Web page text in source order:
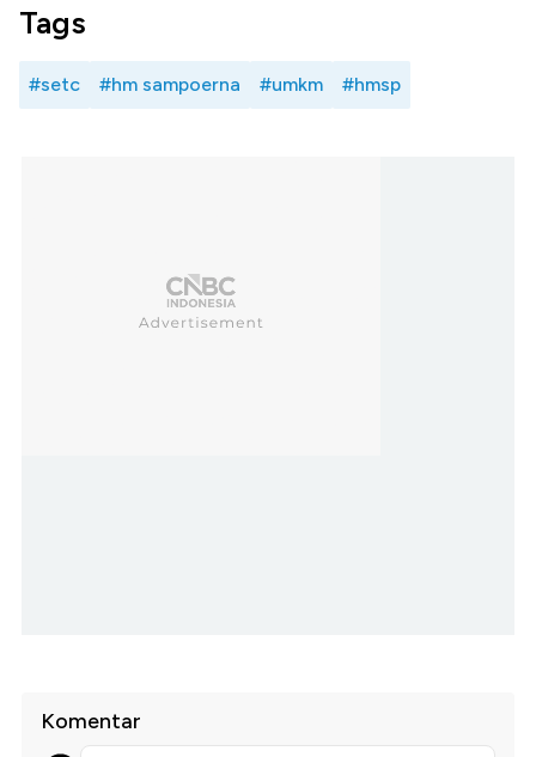
Tags
#setc #hm sampoerna #umkm #hmsp
Komentar